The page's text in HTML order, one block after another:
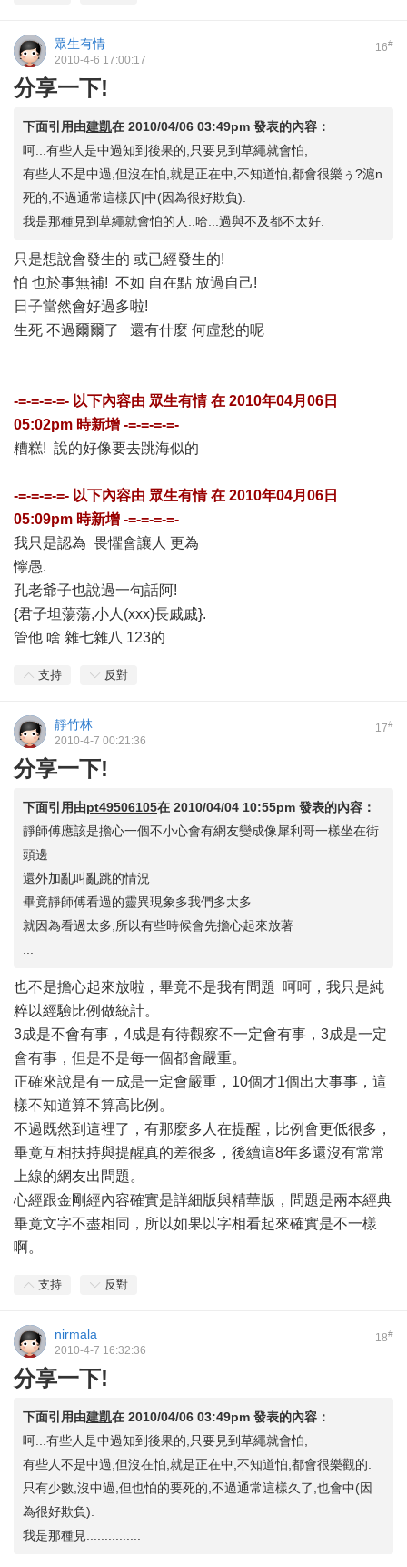
16#
眾生有情
2010-4-6 17:00:17
分享一下!
下面引用由建凱在 2010/04/06 03:49pm 發表的內容：
呵...有些人是中過知到後果的,只要見到草繩就會怕,
有些人不是中過,但沒在怕,就是正在中,不知道怕,都會很樂ぅ?滬n
死的,不過通常這樣仄|中(因為很好欺負).
我是那種見到草繩就會怕的人..哈...過與不及都不太好.
只是想說會發生的 或已經發生的!
怕 也於事無補! 不如 自在點 放過自己!
日子當然會好過多啦!
生死 不過爾爾了 還有什麼 何虛愁的呢
-=-=-=-=- 以下內容由 眾生有情在 2010年04月06日
05:02pm 時新增 -=-=-=-=-
糟糕! 說的好像要去跳海似的
-=-=-=-=- 以下內容由 眾生有情在 2010年04月06日
05:09pm 時新增 -=-=-=-=-
我只是認為 畏懼會讓人 更為
懧愚.
孔老爺子也說過一句話阿!
{君子坦蕩蕩,小人(xxx)長戚戚}.
管他 啥 雜七雜八 123的
支持 反對
17#
靜竹林
2010-4-7 00:21:36
分享一下!
下面引用由pt49506105在 2010/04/04 10:55pm 發表的內容：
靜師傅應該是擔心一個不小心會有網友變成像犀利哥一樣坐在街
頭邊
還外加亂叫亂跳的情況
畢竟靜師傅看過的靈異現象多我們多太多
就因為看過太多,所以有些時候會先擔心起來放著
也不是擔心起來放啦，畢竟不是我有問題 呵呵，我只是純
粹以經驗比例做統計。
3成是不會有事，4成是有待觀察不一定會有事，3成是一定
會有事，但是不是每一個都會嚴重。
正確來說是有一成是一定會嚴重，10個才1個出大事事，這
樣不知道算不算高比例。
不過既然到這裡了，有那麼多人在提醒，比例會更低很多，
畢竟互相扶持與提醒真的差很多，後續這8年多還沒有常常
上線的網友出問題。
心經跟金剛經內容確實是詳細版與精華版，問題是兩本經典
畢竟文字不盡相同，所以如果以字相看起來確實是不一樣
啊。
支持 反對
18#
nirmala
2010-4-7 16:32:36
分享一下!
下面引用由建凱在 2010/04/06 03:49pm 發表的內容：
呵...有些人是中過知到後果的,只要見到草繩就會怕,
有些人不是中過,但沒在怕,就是正在中,不知道怕,都會很樂觀的.
只有少數,沒中過,但也怕的要死的,不過通常這樣久了,也會中(因
為很好欺負).
我是那種見...............